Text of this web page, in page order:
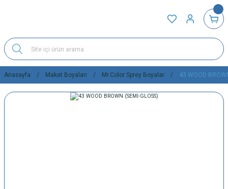
Anasayfa Maket Boyaları Mr.Color Sprey Boyalar 43 WOOD